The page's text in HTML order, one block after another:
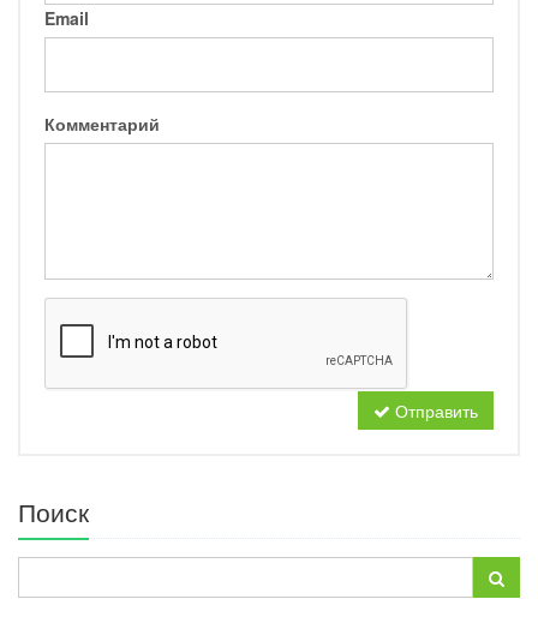
Email
Комментарий
Отправить
Поиск